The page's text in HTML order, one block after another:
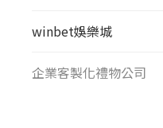
winbet娛樂城
企業客製化禮物公司